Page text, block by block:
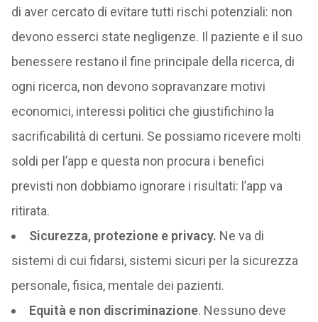
di aver cercato di evitare tutti rischi potenziali: non
devono esserci state negligenze. Il paziente e il suo
benessere restano il fine principale della ricerca, di
ogni ricerca, non devono sopravanzare motivi
economici, interessi politici che giustifichino la
sacrificabilità di certuni. Se possiamo ricevere molti
soldi per l’app e questa non procura i benefici
previsti non dobbiamo ignorare i risultati: l’app va
ritirata.​
Sicurezza, protezione e privacy. Ne va di
sistemi di cui fidarsi, sistemi sicuri per la sicurezza
personale, fisica, mentale dei pazienti. ​
Equità e non discriminazione. Nessuno deve